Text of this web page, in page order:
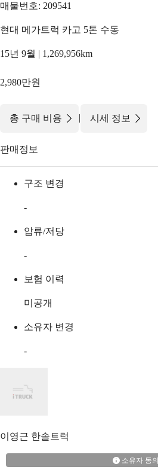
매물번호: 209541
현대 메가트럭 카고 5톤 수동
15년 9월 | 1,269,956km
2,980만원
총 구매 비용 | 시세 정보
판매정보
구조 변경
-
압류/저당
-
보험 이력
미공개
소유자 변경
-
이영근 한솔트럭
소유자 동의